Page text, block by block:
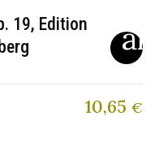
19, Edition
10,65 €